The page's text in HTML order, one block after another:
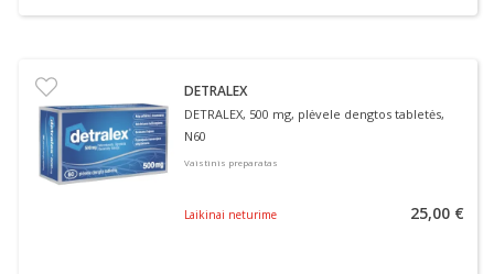
DETRALEX
DETRALEX, 500 mg, plėvele dengtos tabletės,
N60
Vaistinis preparatas
Laikinai neturime 25,00 €